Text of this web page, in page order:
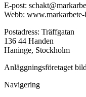
E-post:
Webb: www.markarbete-
Postadress: Träffgatan
136 44 Handen
Haninge, Stockholm
Anläggningsföretaget
Navigering